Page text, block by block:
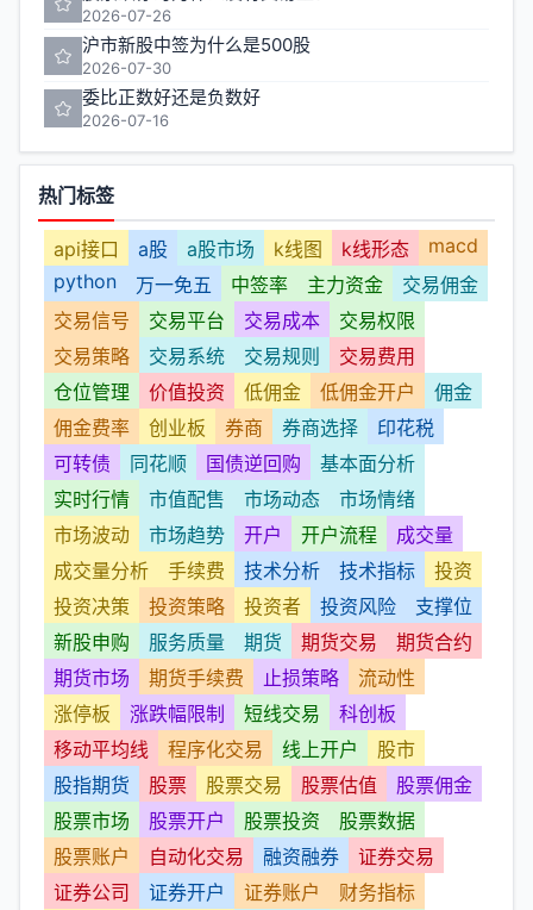
2026-07-26
沪市新股中签为什么是500股
2026-07-30
委比正数好还是负数好
2026-07-16
热门标签
api接口 a股 a股市场 k线图 k线形态
macd
python
万一免五 中签率 主力资金
交易佣金
交易信号
交易平台 交易成本
交易权限
交易策略
交易系统 交易规则
交易费用
仓位管理
价值投资 低佣金 低佣金开户
佣金
佣金费率
创业板 券商 券商选择
印花税
可转债
同花顺 国债逆回购
基本面分析
实时行情
市值配售 市场动态
市场情绪
市场波动
市场趋势 开户 开户流程
成交量
成交量分析
手续费 技术分析 技术指标
投资
投资决策
投资策略 投资者 投资风险
支撑位
新股申购
服务质量 期货 期货交易
期货合约
期货市场
期货手续费 止损策略
流动性
涨停板
涨跌幅限制 短线交易
科创板
移动平均线
程序化交易 线上开户
股市
股指期货
股票 股票交易 股票估值
股票佣金
股票市场
股票开户 股票投资
股票数据
股票账户
自动化交易 融资融券
证券交易
证券公司
证券开户 证券账户
财务指标